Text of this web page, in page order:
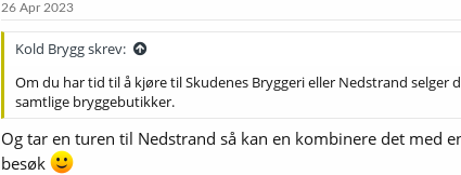
j
o
e
r
26 Apr 2023
Kold Brygg skrev:
Om du har tid til å kjøre til Skudenes Bryggeri eller Nedstrand selger
samtlige bryggebutikker.
Og tar en turen til Nedstrand så kan en kombinere det med
besøk